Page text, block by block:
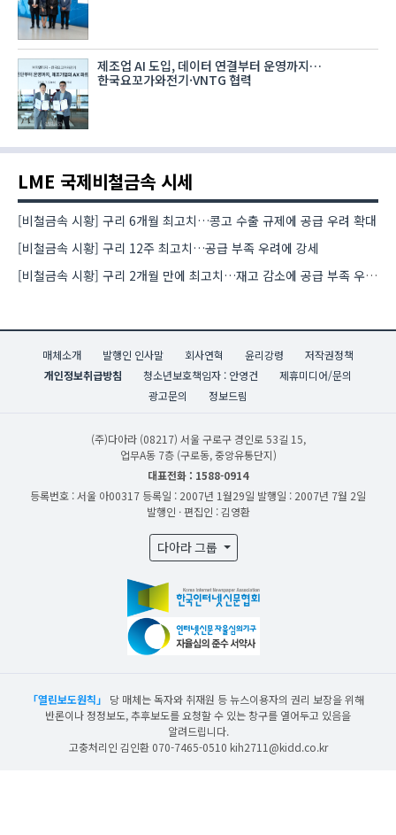
제조업 AI 도입, 데이터 연결부터 운영까지…
한국요꼬가와전기·VNTG 협력
LME 국제비철금속 시세
[비철금속 시황] 구리 6개월 최고치…콩고 수출 규제에 공급 우려 확대
[비철금속 시황] 구리 12주 최고치…공급 부족 우려에 강세
[비철금속 시황] 구리 2개월 만에 최고치…재고 감소에 공급 부족 우려 확대
매체소개 발행인 인사말 회사연혁 윤리강령
저작권정책
개인정보취급방침
청소년보호책임자 : 안영건
제휴미디어/문의
광고문의
정보드림
(주)다아라 (08217) 서울 구로구 경인로 53길 15,
업무A동 7층 (구로동, 중앙유통단지)
대표전화 : 1588-0914
등록번호 : 서울 아00317 등록일 : 2007년 1월29일 발행일 : 2007년 7월 2일
발행인 · 편집인 : 김영환
다아라 그룹
「열린보도원칙」
당 매체는 독자와 취재원 등 뉴스이용자의 권리 보장을 위해
반론이나 정정보도, 추후보도를 요청할 수 있는 창구를 열어두고 있음을
알려드립니다.
고충처리인 김인환 070-7465-0510 kih2711@kidd.co.kr